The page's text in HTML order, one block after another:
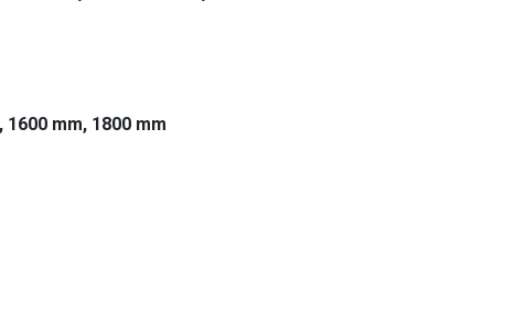
1600 mm, 1800 mm